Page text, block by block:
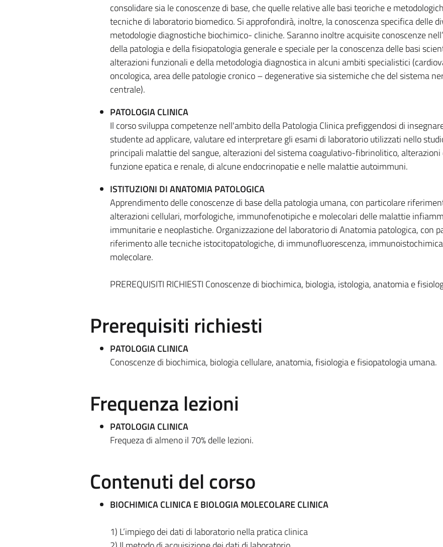
consolidare sia le conoscenze di base, che quelle relative alle basi teoriche e
tecniche di laboratorio biomedico. Si approfondirà, inoltre, la conoscenza specifica delle
metodologie diagnostiche biochimico- cliniche. Saranno inoltre acquisite conoscenze
della patologia e della fisiopatologia generale e speciale per la conoscenza delle basi
alterazioni funzionali e della metodologia diagnostica in alcuni ambiti specialistici
oncologica, area delle patologie cronico – degenerative sia sistemiche che del sistema
centrale).
PATOLOGIA CLINICA
Il corso sviluppa competenze nell'ambito della Patologia Clinica prefiggendosi di
studente ad applicare, valutare ed interpretare gli esami di laboratorio utilizzati nello
principali malattie del sangue, alterazioni del sistema coagulativo-fibrinolitico, alterazioni
funzione epatica e renale, di alcune endocrinopatie e nelle malattie autoimmuni.
ISTITUZIONI DI ANATOMIA PATOLOGICA
Apprendimento delle conoscenze di base della patologia umana, con particolare
alterazioni cellulari, morfologiche, immunofenotipiche e molecolari delle malattie
immunitarie e neoplastiche. Organizzazione del laboratorio di Anatomia patologica, con
riferimento alle tecniche istocitopatologiche, di immunofluorescenza,
molecolare.
PREREQUISITI RICHIESTI Conoscenze di biochimica, biologia, istologia, anatomia e
Prerequisiti richiesti
PATOLOGIA CLINICA
Conoscenze di biochimica, biologia cellulare, anatomia, fisiologia e fisiopatologia umana.
Frequenza lezioni
PATOLOGIA CLINICA
Frequeza di almeno il 70% delle lezioni.
Contenuti del corso
BIOCHIMICA CLINICA E BIOLOGIA MOLECOLARE CLINICA
1) L’impiego dei dati di laboratorio nella pratica clinica